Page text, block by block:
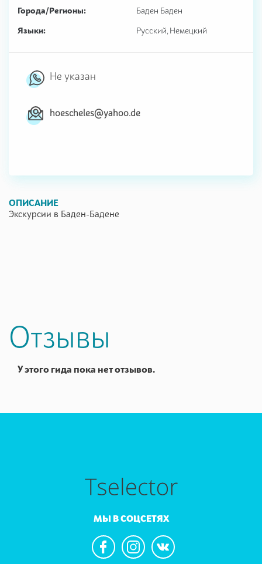
Города/Регионы:
Баден Баден
Языки:
Русский, Немецкий
Не указан
hoescheles@yahoo.de
ОПИСАНИЕ
Экскурсии в Баден-Бадене
Отзывы
У этого гида пока нет отзывов.
МЫ В СОЦСЕТЯХ